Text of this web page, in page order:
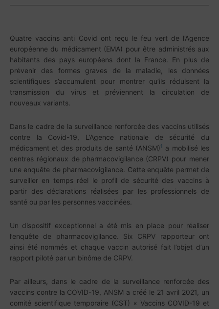
Quatre vaccins anti Covid ont reçu le feu vert de l’Agence
européenne du médicament (EMA) pour être administrés aux
habitants des pays européens dont la France. En plus de
prévenir des formes graves de la maladie, les données
scientifiques s’accumulent pour montrer qu’ils réduisent la
transmission du virus et préviennent la circulation de
nouveaux variants.
Dans le cadre de la surveillance renforcée des vaccins utilisés
contre la Covid-19, L’Agence nationale de sécurité du
médicament et des produits de santé (ANSM)1 a mobilisé les
centres régionaux de pharmacovigilance (CRPV) pour mener
une enquête de pharmacovigilance. Cette enquête permet de
surveiller en temps réel le profil de sécurité des vaccins à
partir des déclarations réalisées par les professionnels de
santé ou par les personnes vaccinées.
Un dispositif exceptionnel a été mis en place pour réaliser
l’enquête de pharmacovigilance. Six CRPV rapporteur ont
ainsi été nommés et chaque vaccin autorisé fait l’objet d’un
rapport piloté par un binôme de CRPV.
Par ailleurs, dans le cadre de la surveillance renforcée des
vaccins contre la COVID-19, ANSM a créé le 21 avril 2021, un
comité scientifique temporaire (CST) « Vaccins COVID-19 et